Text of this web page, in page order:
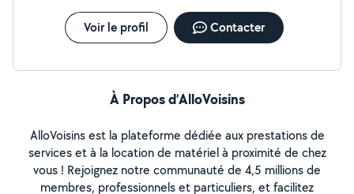
Rennes et alentours Au plaisir de vous rencontrer.
Melwin DEPLAIS.Voir le profil Contacter
À Propos d’AlloVoisins
AlloVoisins est la plateforme dédiée aux prestations de
services et à la location de matériel à proximité de chez
vous ! Rejoignez notre communauté de 4,5 millions de
membres, professionnels et particuliers, et facilitez